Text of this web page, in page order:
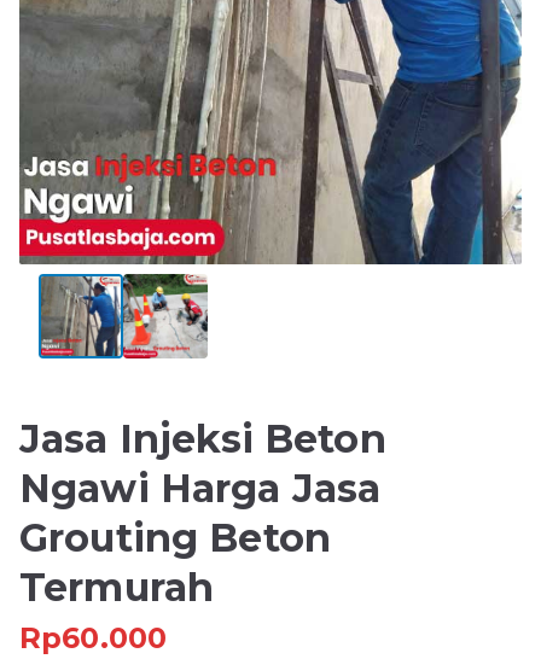
Jasa Injeksi Beton
Ngawi Harga Jasa
Grouting Beton
Termurah
Rp60.000